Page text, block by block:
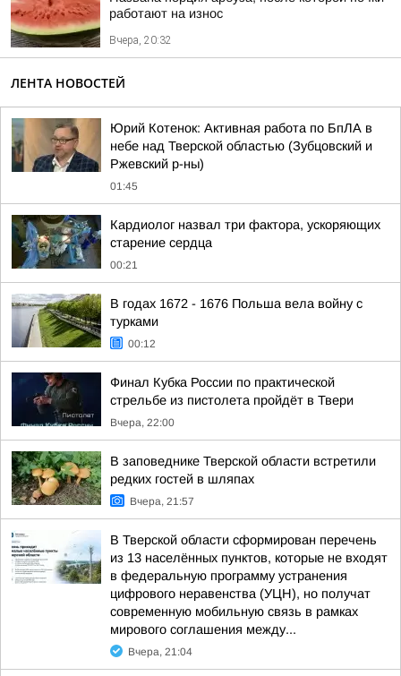
работают на износ
Вчера, 20:32
ЛЕНТА НОВОСТЕЙ
Юрий Котенок: Активная работа по БпЛА в
небе над Тверской областью (Зубцовский и
Ржевский р-ны)
01:45
Кардиолог назвал три фактора, ускоряющих
старение сердца
00:21
В годах 1672 - 1676 Польша вела войну с
турками
00:12
Финал Кубка России по практической
стрельбе из пистолета пройдёт в Твери
Вчера, 22:00
В заповеднике Тверской области встретили
редких гостей в шляпах
Вчера, 21:57
В Тверской области сформирован перечень
из 13 населённых пунктов, которые не входят
в федеральную программу устранения
цифрового неравенства (УЦН), но получат
современную мобильную связь в рамках
мирового соглашения между...
Вчера, 21:04